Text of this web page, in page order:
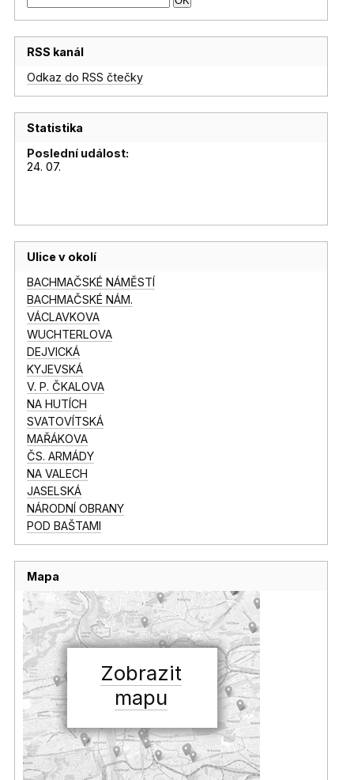
RSS kanál
Odkaz do RSS čtečky
Statistika
Poslední událost:
24. 07.
Ulice v okolí
BACHMAČSKÉ NÁMĚSTÍ
BACHMAČSKÉ NÁM.
VÁCLAVKOVA
WUCHTERLOVA
DEJVICKÁ
KYJEVSKÁ
V. P. ČKALOVA
NA HUTÍCH
SVATOVÍTSKÁ
MAŘÁKOVA
ČS. ARMÁDY
NA VALECH
JASELSKÁ
NÁRODNÍ OBRANY
POD BAŠTAMI
Mapa
Zobrazit
mapu